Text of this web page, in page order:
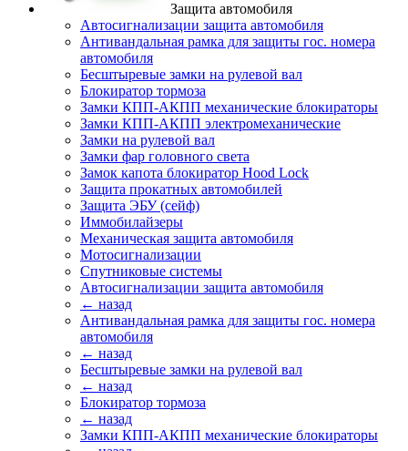
Защита автомобиля
Автосигнализации защита автомобиля
Антивандальная рамка для защиты гос. номера
автомобиля
Бесштыревые замки на рулевой вал
Блокиратор тормоза
Замки КПП-АКПП механические блокираторы
Замки КПП-АКПП электромеханические
Замки на рулевой вал
Замки фар головного света
Замок капота блокиратор Hood Lock
Защита прокатных автомобилей
Защита ЭБУ (сейф)
Иммобилайзеры
Механическая защита автомобиля
Мотосигнализации
Спутниковые системы
Автосигнализации защита автомобиля
← назад
Антивандальная рамка для защиты гос. номера
автомобиля
← назад
Бесштыревые замки на рулевой вал
← назад
Блокиратор тормоза
← назад
Замки КПП-АКПП механические блокираторы